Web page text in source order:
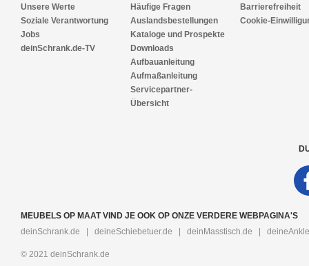
Unsere Werte
Soziale Verantwortung
Jobs
deinSchrank.de-TV
Häufige Fragen
Auslandsbestellungen
Kataloge und Prospekte
Downloads
Aufbauanleitung
Aufmaßanleitung
Servicepartner-
Übersicht
Barrierefreiheit
Cookie-
MEUBELS OP MAAT VIND JE OOK OP ONZE VERDERE WEBPAGINA'S
deinSchrank.de | deineSchiebetuer.de | deinMasstisch.de |
© 2021 deinSchrank.de